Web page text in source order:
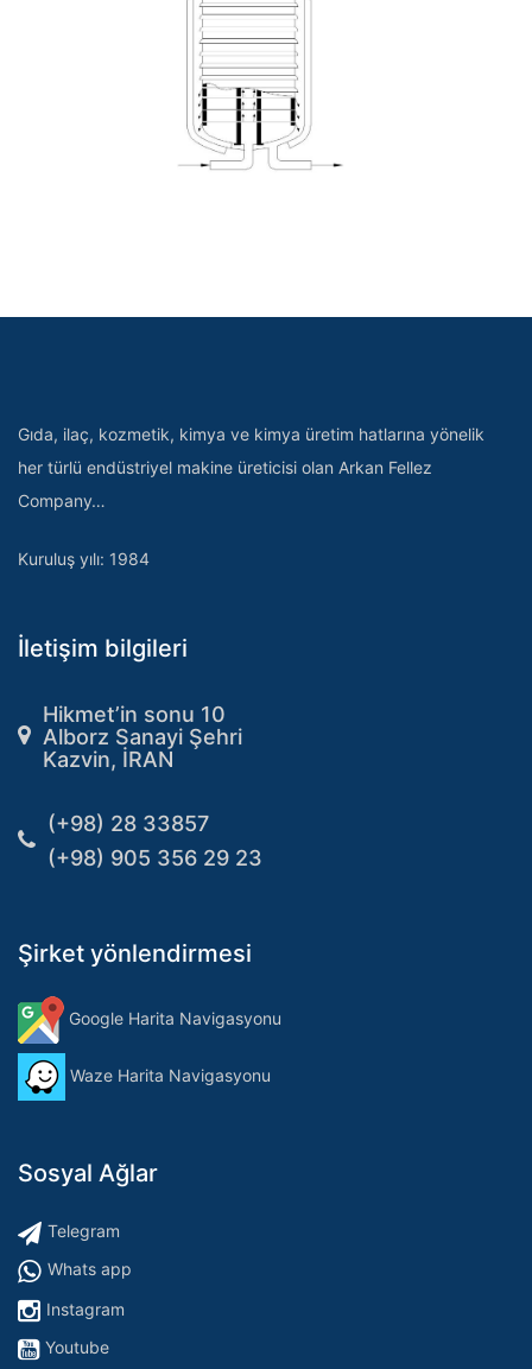
Gıda, ilaç, kozmetik, kimya ve kimya üretim hatlarına yönelik
her türlü endüstriyel makine üreticisi olan Arkan Fellez
Company…
Kuruluş yılı: 1984
İletişim bilgileri
Hikmet’in sonu 10
Alborz Sanayi Şehri
Kazvin, İRAN
(+98) 28 33857
(+98) 905 356 29 23
Şirket yönlendirmesi
Google Harita Navigasyonu
Waze Harita Navigasyonu
Sosyal Ağlar
Telegram
Whats app
Instagram
Youtube